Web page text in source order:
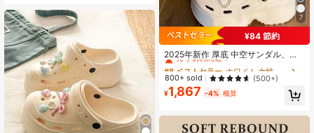
ーデンシューズ 2024新作
7
¥84 節約
2025年新作 厚底 中空サンダル、レ
ディース 春夏 ファッション ガーデ
ンパーティー カジュアル かわいい漫
画 EVA ビーチ アウトドアシューズ
#8 ベストセラー
ホワイト 女性のクロッグ
売り切れ間近！
#8 ベストセラー
売り切れ間近！
#8 ベストセラー
売り切れ間近！
#8 ベストセラー
800+ sold (500+)
¥1,867 -4% 概算